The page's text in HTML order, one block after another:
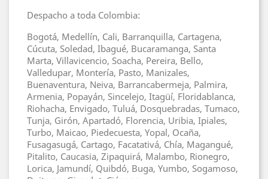
Despacho a toda Colombia:
Bogotá, Medellín, Cali, Barranquilla, Cartagena,
Cúcuta, Soledad, Ibagué, Bucaramanga, Santa
Marta, Villavicencio, Soacha, Pereira, Bello,
Valledupar, Montería, Pasto, Manizales,
Buenaventura, Neiva, Barrancabermeja, Palmira,
Armenia, Popayán, Sincelejo, Itagüí, Floridablanca,
Riohacha, Envigado, Tuluá, Dosquebradas, Tumaco,
Tunja, Girón, Apartadó, Florencia, Uribia, Ipiales,
Turbo, Maicao, Piedecuesta, Yopal, Ocaña,
Fusagasugá, Cartago, Facatativá, Chía, Magangué,
Pitalito, Caucasia, Zipaquirá, Malambo, Rionegro,
Lorica, Jamundí, Quibdó, Buga, Yumbo, Sogamoso,